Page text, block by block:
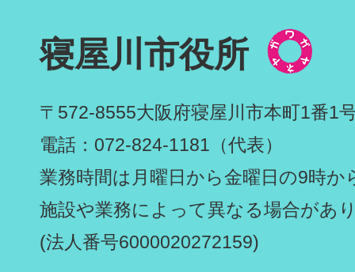
寝屋川市役所
〒572-8555大阪府寝屋川市本町1番1
電話：072-824-1181（代表）
業務時間は月曜日から金曜日の9時か
施設や業務によって異なる場合があ
(法人番号6000020272159)